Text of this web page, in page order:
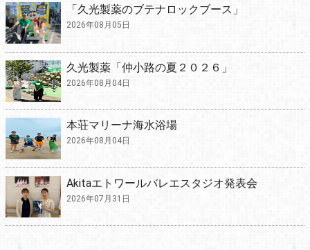
「久光製薬のブテナロックブース」
2026年08月05日
久光製薬「仲小路の夏２０２６」
2026年08月04日
本荘マリーナ海水浴場
2026年08月04日
Akitaエトワールバレエスタジオ発表会
2026年07月31日